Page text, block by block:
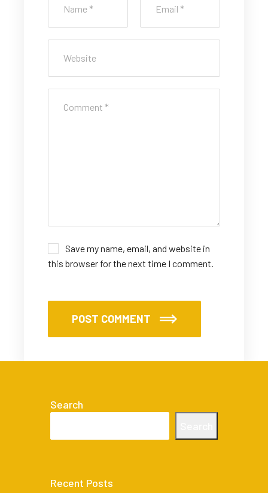
Save my name, email, and website in
this browser for the next time I comment.
POST COMMENT
Search
Recent Posts